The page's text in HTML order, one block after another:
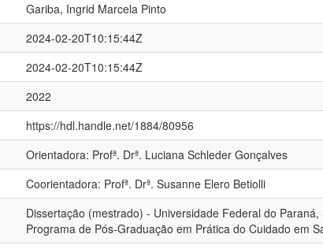
Gariba, Ingrid Marcela Pinto
2024-02-20T10:15:44Z
2024-02-20T10:15:44Z
2022
https://hdl.handle.net/1884/80956
Orientadora: Profª. Drª. Luciana Schleder Gonçalves
Coorientadora: Profª. Drª. Susanne Elero Betiolli
Dissertação (mestrado) - Universidade Federal do
Programa de Pós-Graduação em Prática do Cuidado em